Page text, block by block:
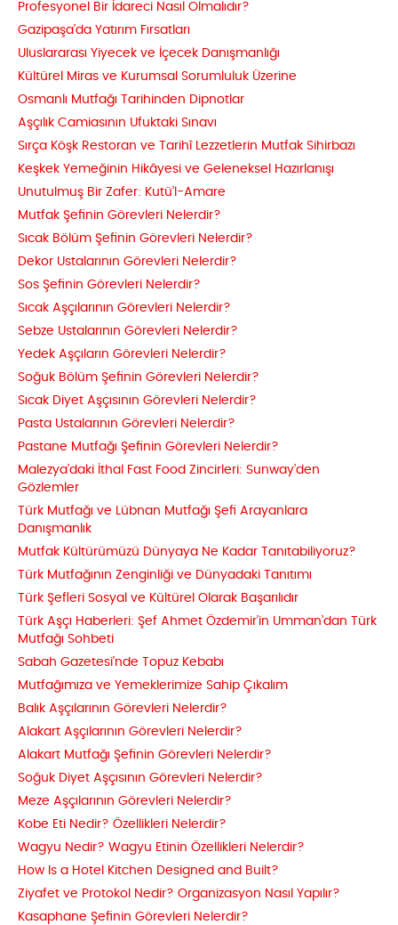
Profesyonel Bir İdareci Nasıl Olmalıdır?
Gazipaşa’da Yatırım Fırsatları
Uluslararası Yiyecek ve İçecek Danışmanlığı
Kültürel Miras ve Kurumsal Sorumluluk Üzerine
Osmanlı Mutfağı Tarihinden Dipnotlar
Aşçılık Camiasının Ufuktaki Sınavı
Sırça Köşk Restoran ve Tarihî Lezzetlerin Mutfak Sihirbazı
Keşkek Yemeğinin Hikâyesi ve Geleneksel Hazırlanışı
Unutulmuş Bir Zafer: Kutü’l-Amare
Mutfak Şefinin Görevleri Nelerdir?
Sıcak Bölüm Şefinin Görevleri Nelerdir?
Dekor Ustalarının Görevleri Nelerdir?
Sos Şefinin Görevleri Nelerdir?
Sıcak Aşçılarının Görevleri Nelerdir?
Sebze Ustalarının Görevleri Nelerdir?
Yedek Aşçıların Görevleri Nelerdir?
Soğuk Bölüm Şefinin Görevleri Nelerdir?
Sıcak Diyet Aşçısının Görevleri Nelerdir?
Pasta Ustalarının Görevleri Nelerdir?
Pastane Mutfağı Şefinin Görevleri Nelerdir?
Malezya’daki İthal Fast Food Zincirleri: Sunway’den
Gözlemler
Türk Mutfağı ve Lübnan Mutfağı Şefi Arayanlara
Danışmanlık
Mutfak Kültürümüzü Dünyaya Ne Kadar Tanıtabiliyoruz?
Türk Mutfağının Zenginliği ve Dünyadaki Tanıtımı
Türk Şefleri Sosyal ve Kültürel Olarak Başarılıdır
Türk Aşçı Haberleri: Şef Ahmet Özdemir’in Umman’dan Türk
Mutfağı Sohbeti
Sabah Gazetesi’nde Topuz Kebabı
Mutfağımıza ve Yemeklerimize Sahip Çıkalım
Balık Aşçılarının Görevleri Nelerdir?
Alakart Aşçılarının Görevleri Nelerdir?
Alakart Mutfağı Şefinin Görevleri Nelerdir?
Soğuk Diyet Aşçısının Görevleri Nelerdir?
Meze Aşçılarının Görevleri Nelerdir?
Kobe Eti Nedir? Özellikleri Nelerdir?
Wagyu Nedir? Wagyu Etinin Özellikleri Nelerdir?
How Is a Hotel Kitchen Designed and Built?
Ziyafet ve Protokol Nedir? Organizasyon Nasıl Yapılır?
Kasaphane Şefinin Görevleri Nelerdir?